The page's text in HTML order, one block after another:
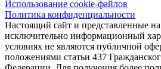
Использование cookie-файлов
Политика конфиденциальности
Настоящий сайт и представленные
исключительно информационный
условиях не являются публичной
положениями статьи 437